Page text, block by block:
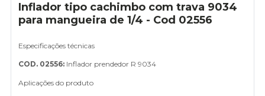
Inflador tipo cachimbo com trava 9034
para mangueira de 1/4 - Cod 02556
Especificações técnicas
COD. 02556: Inflador prendedor R 9034
Aplicações do produto